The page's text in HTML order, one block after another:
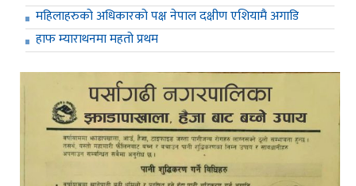
महिलाहरुको अधिकारको पक्ष नेपाल दक्षीण एशियामै अगाडि
हाफ म्याराथनमा महतो प्रथम